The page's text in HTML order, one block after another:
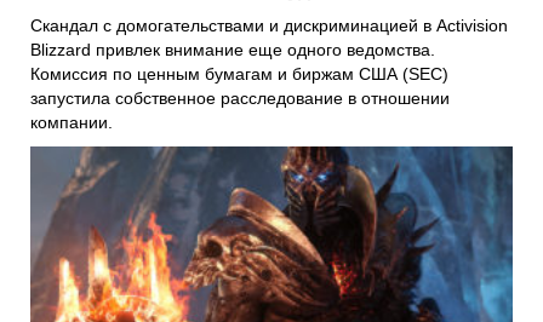
Скандал с домогательствами и дискриминацией в Activision
Blizzard привлек внимание еще одного ведомства.
Комиссия по ценным бумагам и биржам США (SEC)
запустила собственное расследование в отношении
компании.